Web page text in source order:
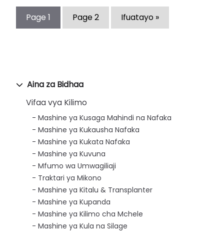
Aina za Bidhaa
Vifaa vya Kilimo
Mashine ya Kusaga Mahindi na Nafaka
Mashine ya Kukausha Nafaka
Mashine ya Kukata Nafaka
Mashine ya Kuvuna
Mfumo wa Umwagiliaji
Traktari ya Mikono
Mashine ya Kitalu & Transplanter
Mashine ya Kupanda
Mashine ya Kilimo cha Mchele
Mashine ya Kula na Silage
Page 1 Page2 Ifuatayo »